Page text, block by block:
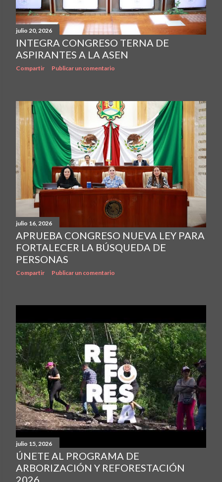
julio 20, 2026
INTEGRA CONGRESO TERNA DE
ASPIRANTES A LA ASEN
Compartir Publicar un comentario
julio 16, 2026
APRUEBA CONGRESO NUEVA LEY PARA
FORTALECER LA BÚSQUEDA DE
PERSONAS
Compartir Publicar un comentario
julio 15, 2026
ÚNETE AL PROGRAMA DE
ARBORIZACIÓN Y REFORESTACIÓN
2026